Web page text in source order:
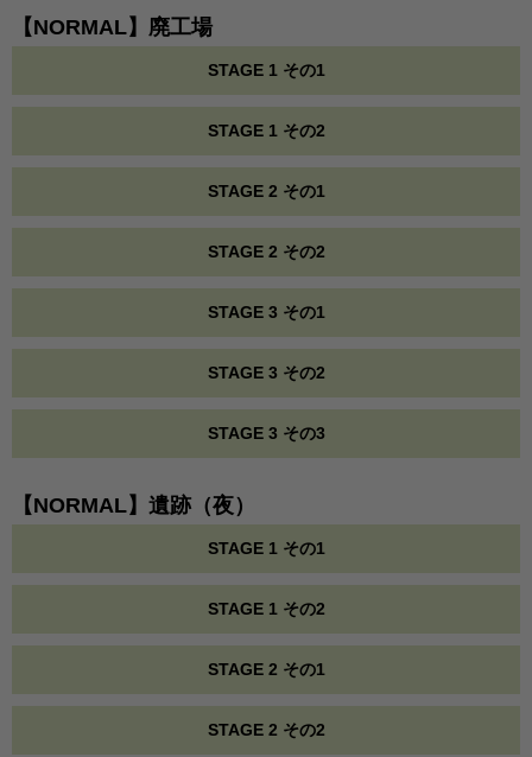
【NORMAL】廃工場
STAGE 1 その1
STAGE 1 その2
STAGE 2 その1
STAGE 2 その2
STAGE 3 その1
STAGE 3 その2
STAGE 3 その3
【NORMAL】遺跡（夜）
STAGE 1 その1
STAGE 1 その2
STAGE 2 その1
STAGE 2 その2